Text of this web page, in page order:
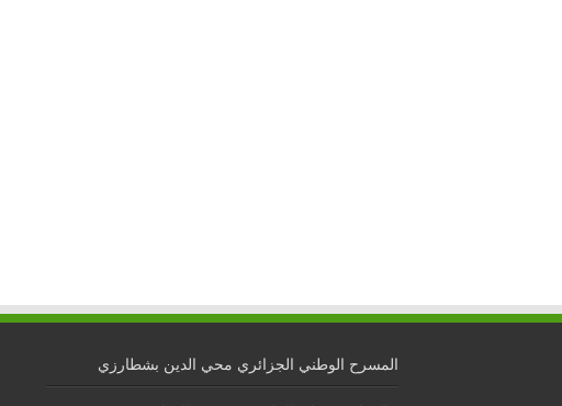
المسرح الوطني الجزائري محي الدين بشطارزي